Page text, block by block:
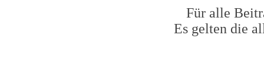
Für alle
Es gelten die